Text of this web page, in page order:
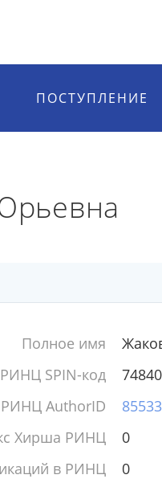
ПОСТУПЛЕНИЕ
Полное имя
РИНЦ SPIN-код
РИНЦ AuthorID
Хирша РИНЦ
0
в РИНЦ
0